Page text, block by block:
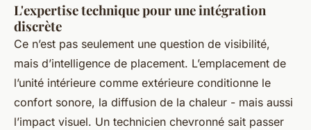
L'expertise technique pour une intégration
discrète
Ce n’est pas seulement une question de visibilité,
mais d’intelligence de placement. L’emplacement de
l’unité intérieure comme extérieure conditionne le
confort sonore, la diffusion de la chaleur - mais aussi
l’impact visuel. Un technicien chevronné sait passer